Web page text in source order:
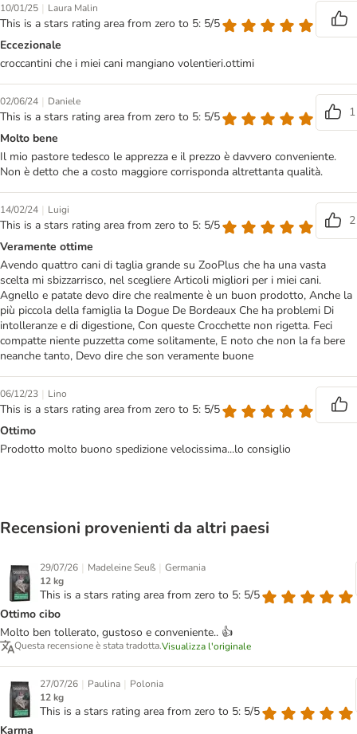
10/01/25 | Laura Malin
This is a stars rating area from zero to 5: 5/5
Eccezionale
croccantini che i miei cani mangiano volentieri.ottimi
02/06/24 | Daniele
This is a stars rating area from zero to 5: 5/5
1
Molto bene
Il mio pastore tedesco le apprezza e il prezzo è davvero conveniente.
Non è detto che a costo maggiore corrisponda altrettanta qualità.
14/02/24 | Luigi
This is a stars rating area from zero to 5: 5/5
2
Veramente ottime
Avendo quattro cani di taglia grande su ZooPlus che ha una vasta
scelta mi sbizzarrisco, nel scegliere Articoli migliori per i miei cani.
Agnello e patate devo dire che realmente è un buon prodotto, Anche la
più piccola della famiglia la Dogue De Bordeaux Che ha problemi Di
intolleranze e di digestione, Con queste Crocchette non rigetta. Feci
compatte niente puzzetta come solitamente, E noto che non la fa bere
neanche tanto, Devo dire che son veramente buone
06/12/23 | Lino
This is a stars rating area from zero to 5: 5/5
Ottimo
Prodotto molto buono spedizione velocissima...lo consiglio
Recensioni provenienti da altri paesi
29/07/26 | Madeleine Seuß | Germania
12 kg
This is a stars rating area from zero to 5: 5/5
Ottimo cibo
Molto ben tollerato, gustoso e conveniente.. 👍
Questa recensione è stata tradotta.Visualizza l'originale
27/07/26 | Paulina | Polonia
12 kg
This is a stars rating area from zero to 5: 5/5
Karma